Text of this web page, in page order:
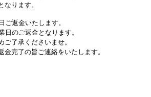
す。
たします。
となります。
ださいませ。
連絡をいたします。